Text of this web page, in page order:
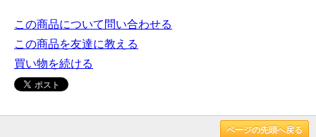
この商品について問い合わせる
この商品を友達に教える
買い物を続ける
ページの先頭へ戻る